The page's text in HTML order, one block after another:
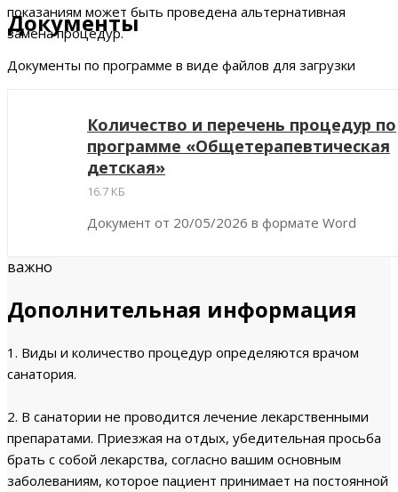
показаниям может быть проведена альтернативная
замена процедур.
Документы
Документы по программе в виде файлов для загрузки
Количество и перечень процедур по
программе «Общетерапевтическая
детская»
16.7 КБ
Документ от 20/05/2026 в формате Word
важно
Дополнительная информация
1. Виды и количество процедур определяются врачом
санатория.
2. В санатории не проводится лечение лекарственными
препаратами. Приезжая на отдых, убедительная просьба
брать с собой лекарства, согласно вашим основным
заболеваниям, которое пациент принимает на постоянной